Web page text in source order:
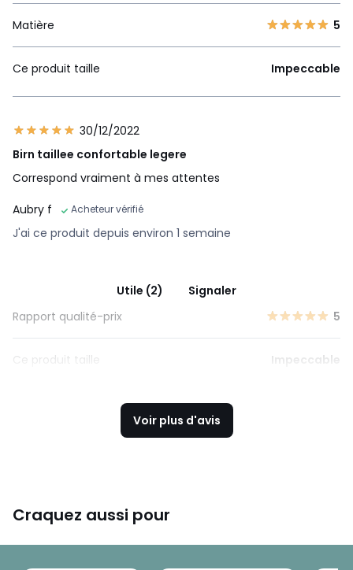
Matière 5
Ce produit taille Impeccable
30/12/2022
Birn taillee confortable legere
Correspond vraiment à mes attentes
Aubry f
Acheteur vérifié
J'ai ce produit depuis environ 1 semaine
Utile (2)
Signaler
Rapport qualité-prix
5
Ce produit taille Impeccable
Voir plus d'avis
Craquez aussi pour